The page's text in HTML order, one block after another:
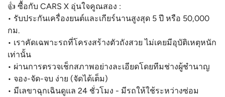
👍 ซื้อกับ CARS X อุ่นใจคูณสอง :
• รับประกันเครื่องยนต์และเกียร์นานสูงสุด 5 ปี หรือ 50,000
กม.
• เราคัดเฉพาะรถที่โครงสร้างตัวถังสวย ไม่เคยมีอุบัติเหตุหนัก
เท่านั้น
• ผ่านการตรวจเช็กสภาพอย่างละเอียดโดยทีมช่างผู้ชำนาญ
• จอง-จัด-จบ ง่าย (จัดได้เต็ม)
• มีเลขาฉุกเฉินดูแล 24 ชั่วโมง - มีรถให้ใช้ระหว่างซ่อม